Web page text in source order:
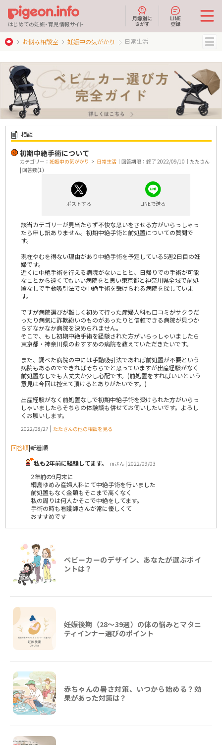
はじめての妊娠・育児情報サイト
月齢別に
さがす
LINE
登録
お悩み相談室 妊娠中の気がかり 日常生活
相談
初期中絶手術について
カテゴリー： 妊娠中の気がかり > 日常生活 ｜回答期限：終了 2022/09/10｜たたさん
| 回答数(1)
ポストする LINEで送る
該当カテゴリーが見当たらず不快な思いをさせる方がいらっしゃっ
たら申し訳ありません。初期中絶手術と前処置についての質問で
す。
現在やむを得ない理由があり中絶手術を予定している5週2日目の妊
婦です。
近くに中絶手術を行える病院がないことと、日帰りでの手術が可能
なことから遠くてもいい病院をと思い東京都と神奈川県全域で前処
置なしで手動吸引法での中絶手術を受けられる病院を探していま
す。
ですが病院選びが難しく初めて行った産婦人科も口コミがサクラだ
ったり病気に詐欺紛いのものがあったりと信頼できる病院が見つか
らずなかなか病院を決められません。
そこで、もし初期中絶手術を経験された方がいらっしゃいましたら
東京都・神奈川県のおすすめの病院を教えていただきたいです。
また、調べた病院の中には手動吸引法であれば前処置が不要という
病院もあるのでできればそちらでと思っていますが出産経験がなく
前処置なしでも大丈夫か少し心配です。(前処置をすればいいという
意見は今回は控えて頂けるとありがたいです。)
出産経験がなく前処置なしで初期中絶手術を受けられた方がいらっ
しゃいましたらそちらの体験談も併せてお伺いしたいです。よろし
くお願いします。
2022/08/27 | たたさんの他の相談を見る
回答順|新着順
私も2年前に経験してます。
mさん | 2022/09/03
2年前の9月末に
綱島ゆめみ産婦人科にて中絶手術を行いました
前処置もなく金額もそこまで高くなく
私の周りは何人かそこで中絶をしてます。
手術の時も看護師さんが常に優しくて
おすすめです
ベビーカーのデザイン、あなたが選ぶポイ
ントは？
妊娠後期（28〜39週）の体の悩みとマタニ
ティインナー選びのポイント
赤ちゃんの暑さ対策、いつから始める？効
果があった対策は？